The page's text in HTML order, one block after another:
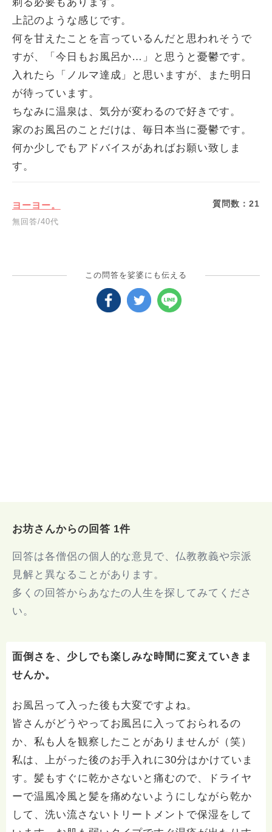
上記のような感じです。
何を甘えたことを言っているんだと思われそうで
すが、「今日もお風呂か…」と思うと憂鬱です。
入れたら「ノルマ達成」と思いますが、また明日
が待っています。
ちなみに温泉は、気分が変わるので好きです。
家のお風呂のことだけは、毎日本当に憂鬱です。
何か少しでもアドバイスがあればお願い致しま
す。
ヨーヨー。
無回答/40代
質問数：21
この問答を娑婆にも伝える
お坊さんからの回答 1件
回答は各僧侶の個人的な意見で、仏教教義や宗派
見解と異なることがあります。
多くの回答からあなたの人生を探してみてくださ
い。
面倒さを、少しでも楽しみな時間に変えていきま
せんか。
お風呂って入った後も大変ですよね。
皆さんがどうやってお風呂に入っておられるの
か、私も人を観察したことがありませんが（笑）
私は、上がった後のお手入れに30分はかけていま
す。髪もすぐに乾かさないと痛むので、ドライヤ
ーで温風冷風と髪を痛めないようにしながら乾か
して、洗い流さないトリートメントで保湿をして